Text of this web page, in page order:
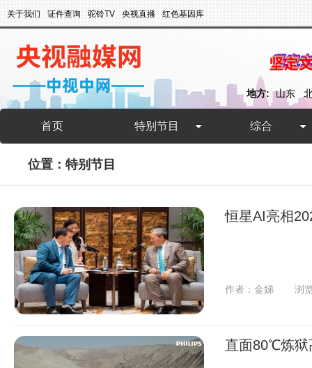
关于我们 证件查询 驼铃TV 央视直播 红色基因库
地方: 山东
首页 特别节目 综合
位置：特别节目
恒星AI亮相
作者：金娣 浏
直面80℃炼狱